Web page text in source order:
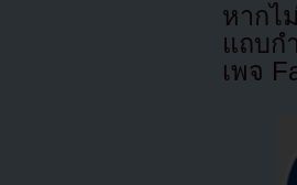
หากไ
แถบก
เพจ